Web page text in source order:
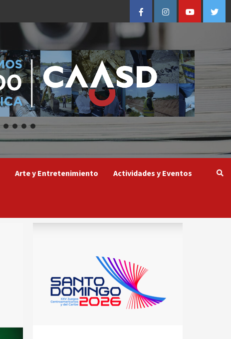
FacebookInstagramYoutube
Arte y Entretenimiento Actividades y Eventos